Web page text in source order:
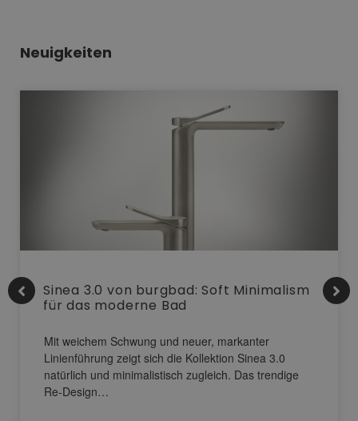
Neuigkeiten
Sinea 3.0 von burgbad: Soft Minimalism
für das moderne Bad
Mit weichem Schwung und neuer, markanter
Linienführung zeigt sich die Kollektion Sinea 3.0
natürlich und minimalistisch zugleich. Das trendige
Re-Design…